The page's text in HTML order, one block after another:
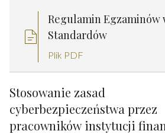
Regulamin Egzaminów
Standardów
Plik PDF
Stosowanie zasad
cyberbezpieczeństwa przez
pracowników instytucji